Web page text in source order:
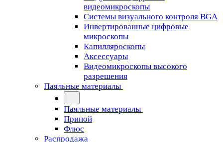
видеомикроскопы
Cистемы визуального контроля BGA
Инвертированные цифровые
микроскопы
Капилляроскопы
Аксессуары
Видеомикроскопы высокого
разрешения
Паяльные материалы
Паяльные материалы
Припой
Флюс
Распродажа